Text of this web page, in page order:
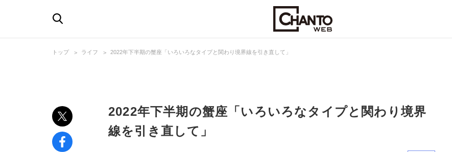
トップ ライフ 2022年下半期の蟹座「いろいろなタイプと関わり境界線を引き直して」
2022年下半期の蟹座「いろいろなタイプと関わり境界
線を引き直して」